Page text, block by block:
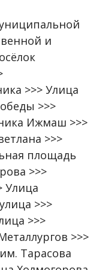
и
>>> Улица
>>>
Ижмаш >>>
>>>
площадь
>>>
Улица
>>>
>>>
>>>
Тарасова